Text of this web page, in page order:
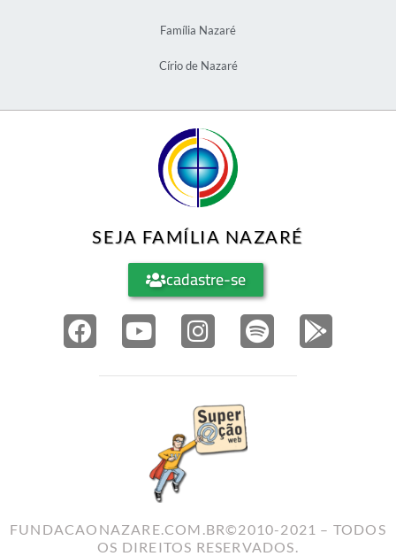
Família Nazaré
Círio de Nazaré
SEJA FAMÍLIA NAZARÉ
cadastre-se
FUNDACAONAZARE.COM.BR©2010-2021 – TODOS
OS DIREITOS RESERVADOS.